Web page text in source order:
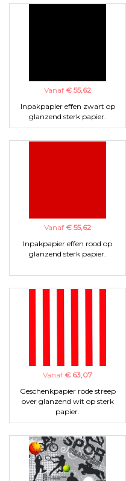
Vanaf € 55,62
Inpakpapier effen zwart op
glanzend sterk papier.
Vanaf € 55,62
Inpakpapier effen rood op
glanzend sterk papier.
Vanaf € 63,07
Geschenkpapier rode streep
over glanzend wit op sterk
papier.